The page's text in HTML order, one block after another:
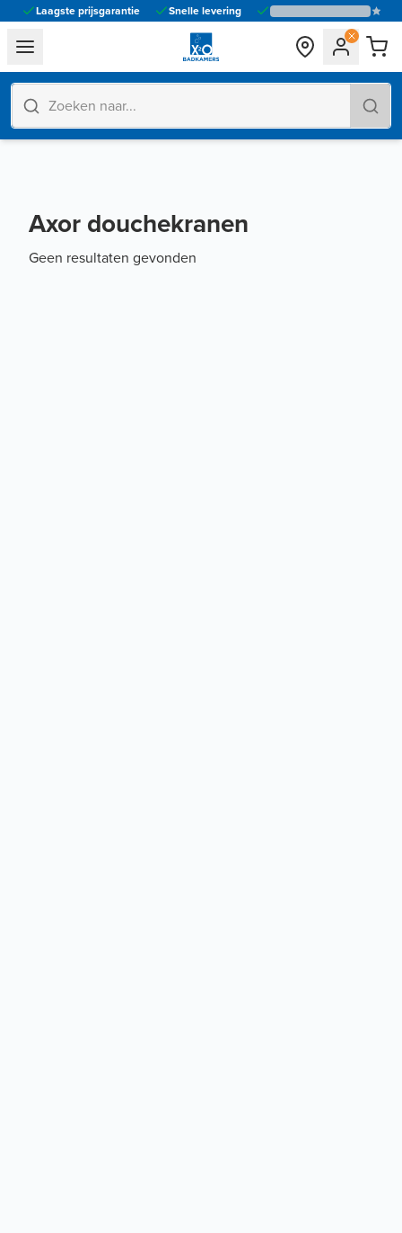
Laagste prijsgarantie Snelle levering
general.navigation.toggle_menu.label
Axor douchekranen
Geen resultaten gevonden